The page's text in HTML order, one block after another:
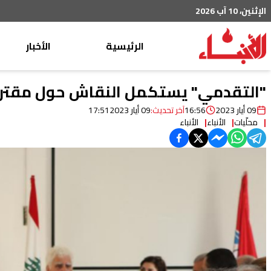
الإثنين، 10 آب 2026
الرئيسية
الأخبار
محليات
عربي دولي
خاص
ثقافة ومجتمع
"التقدمي" يستكمل النقاش حول
09 أيار 2023 16:56آخر تحديث:09 أيار 2023 17:51
محلّيات الأنباء الأنباء